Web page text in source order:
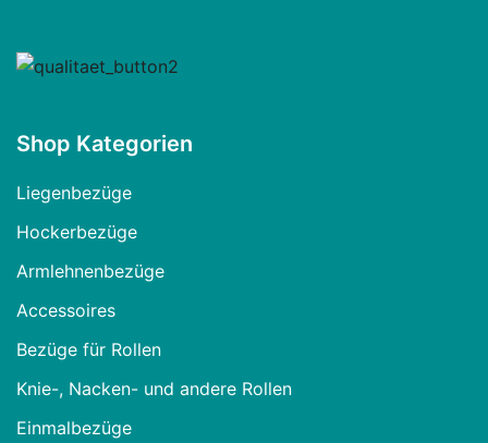
Shop Kategorien
Liegenbezüge
Hockerbezüge
Armlehnenbezüge
Accessoires
Bezüge für Rollen
Knie-, Nacken- und andere Rollen
Einmalbezüge